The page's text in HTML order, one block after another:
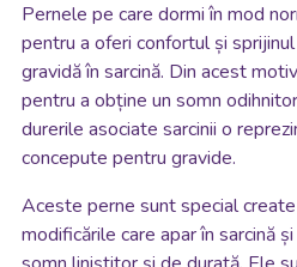
Pernele pe care dormi în mod
pentru a oferi confortul și
gravidă în sarcină. Din acest
pentru a obține un somn
durerile asociate sarcinii o
concepute pentru gravide.
Aceste perne sunt special
modificările care apar în sarcină